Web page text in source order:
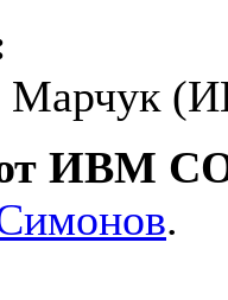
Марчук
от ИВМ
.